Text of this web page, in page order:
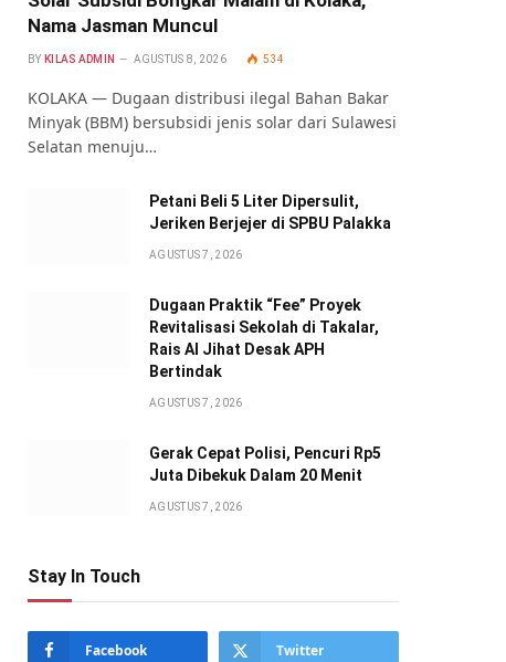
Nama Jasman Muncul
BY KILAS ADMIN AGUSTUS 8, 2026 534
KOLAKA — Dugaan distribusi ilegal Bahan Bakar
Minyak (BBM) bersubsidi jenis solar dari Sulawesi
Selatan menuju…
Petani Beli 5 Liter Dipersulit,
Jeriken Berjejer di SPBU Palakka
AGUSTUS 7, 2026
Dugaan Praktik “Fee” Proyek
Revitalisasi Sekolah di Takalar,
Rais Al Jihat Desak APH
Bertindak
AGUSTUS 7, 2026
Gerak Cepat Polisi, Pencuri Rp5
Juta Dibekuk Dalam 20 Menit
AGUSTUS 7, 2026
Stay In Touch
Facebook Twitter